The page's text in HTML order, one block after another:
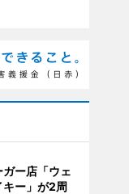
ー店「ウェ
キー」が2周